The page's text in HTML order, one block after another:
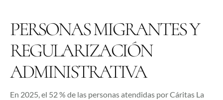
PERSONAS MIGRANTES Y
REGULARIZACIÓN
ADMINISTRATIVA
En 2025, el 52 % de las personas atendidas por Cáritas La